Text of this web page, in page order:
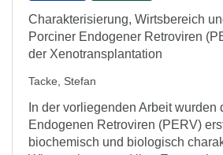
Charakterisierung, Wirtsbereich
Porciner Endogener Retroviren
der Xenotransplantation
Tacke, Stefan
In der vorliegenden Arbeit wurden
Endogenen Retroviren (PERV)
biochemisch und biologisch